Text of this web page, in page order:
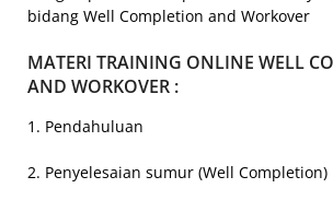
bidang Well Completion and Workover
MATERI TRAINING ONLINE WELL
AND WORKOVER :
1. Pendahuluan
2. Penyelesaian sumur (Well Completion)